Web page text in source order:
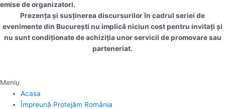
emise de organizatori.
Prezența și susținerea discursurilor în cadrul seriei de
evenimente din București nu implică niciun cost pentru invitați și
nu sunt condiționate de achiziția unor servicii de promovare sau
parteneriat.
Meniu
Acasa
Împreună Protejăm România